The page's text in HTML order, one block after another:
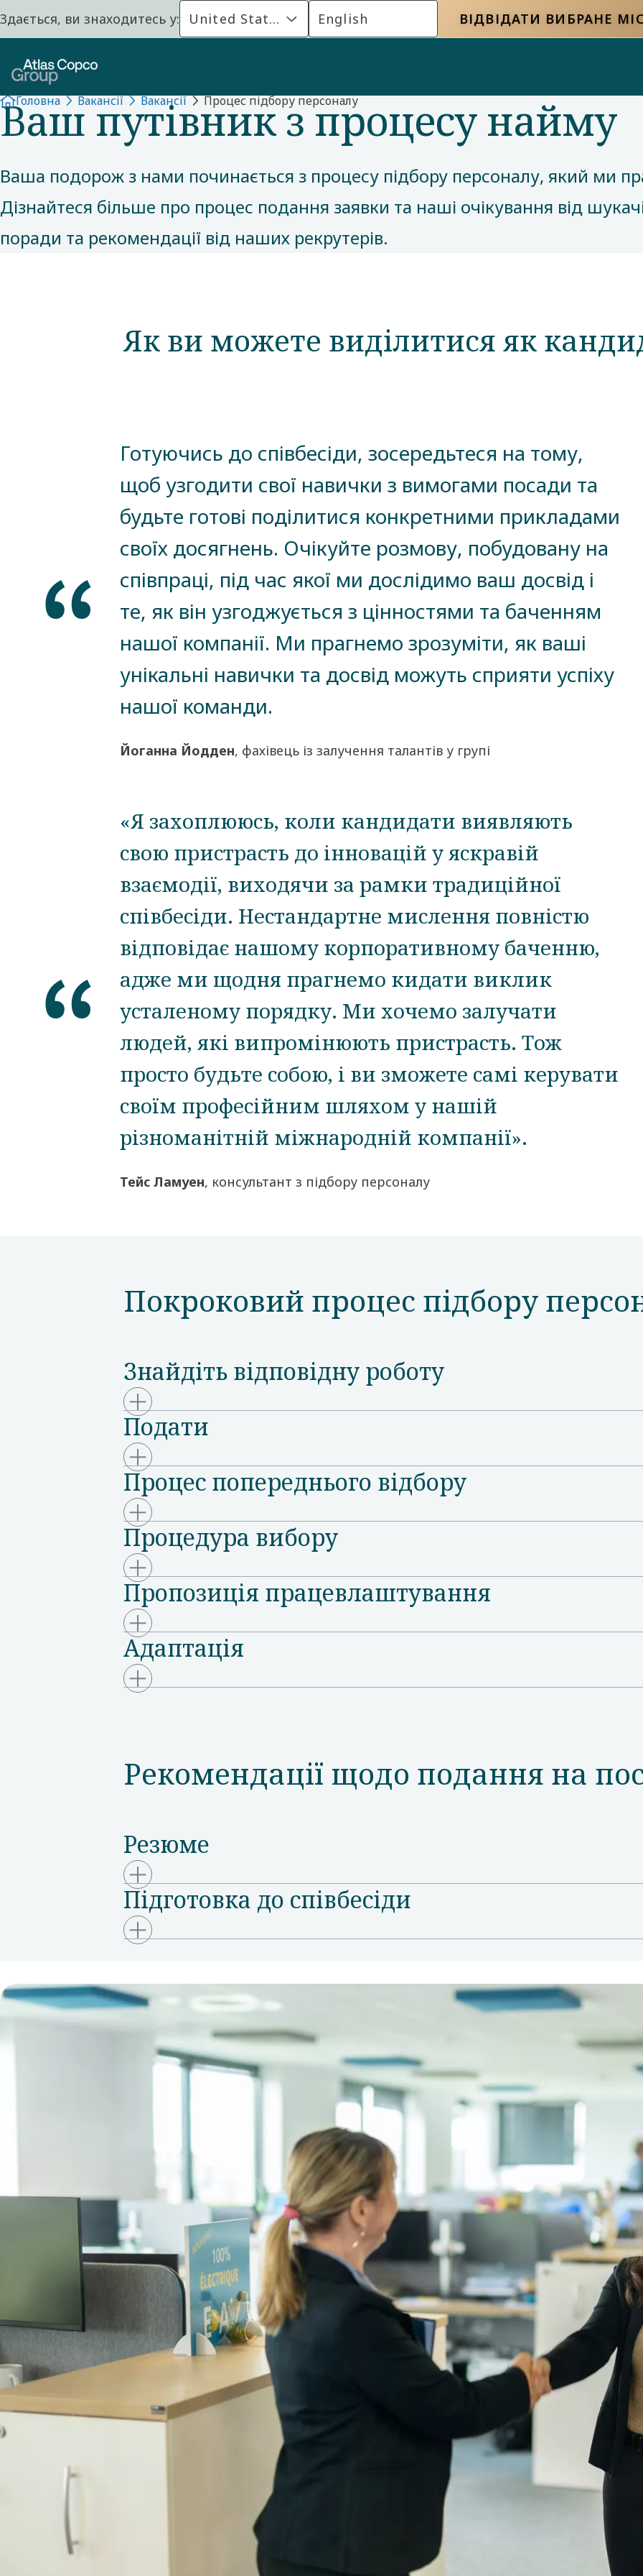
Здається, ви знаходитесь у: United States English ВІДВІДАТИ ВИБРАНЕ
Головна Вакансії Вакансії Процес підбору персоналу
ВАКАНСІЇ
Ваш путівник з процесу найму
Ваша подорож з нами починається з процесу підбору персоналу, який ми
Дізнайтеся більше про процес подання заявки та наші очікування від
поради та рекомендації від наших рекрутерів.
Як ви можете виділитися як
Готуючись до співбесіди, зосередьтеся на тому,
щоб узгодити свої навички з вимогами посади та
будьте готові поділитися конкретними прикладами
своїх досягнень. Очікуйте розмову, побудовану на
співпраці, під час якої ми дослідимо ваш досвід і
те, як він узгоджується з цінностями та баченням
нашої компанії. Ми прагнемо зрозуміти, як ваші
унікальні навички та досвід можуть сприяти успіху
нашої команди.
Йоганна Йодден, фахівець із залучення талантів у групі
«Я захоплююсь, коли кандидати виявляють
свою пристрасть до інновацій у яскравій
взаємодії, виходячи за рамки традиційної
співбесіди. Нестандартне мислення повністю
відповідає нашому корпоративному баченню,
адже ми щодня прагнемо кидати виклик
усталеному порядку. Ми хочемо залучати
людей, які випромінюють пристрасть. Тож
просто будьте собою, і ви зможете самі керувати
своїм професійним шляхом у нашій
різноманітній міжнародній компанії».
Тейс Ламуен, консультант з підбору персоналу
Покроковий процес підбору
Знайдіть відповідну роботу
Подати
Процес попереднього відбору
Процедура вибору
Пропозиція працевлаштування
Адаптація
Рекомендації щодо подання на
Резюме
Підготовка до співбесіди